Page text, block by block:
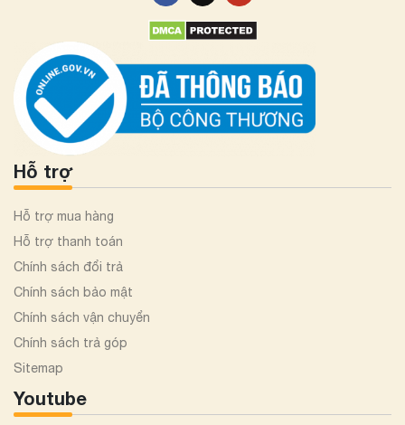
Hỗ trợ
Hỗ trợ mua hàng
Hỗ trợ thanh toán
Chính sách đổi trả
Chính sách bảo mật
Chính sách vận chuyển
Chính sách trả góp
Sitemap
Youtube